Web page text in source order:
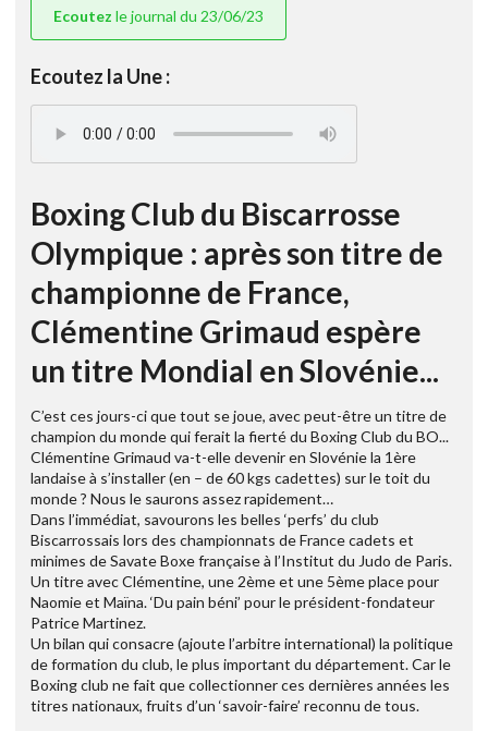
Ecoutez le journal du 23/06/23
Ecoutez la Une :
Boxing Club du Biscarrosse
Olympique : après son titre de
championne de France,
Clémentine Grimaud espère
un titre Mondial en Slovénie...
C’est ces jours-ci que tout se joue, avec peut-être un titre de
champion du monde qui ferait la fierté du Boxing Club du BO...
Clémentine Grimaud va-t-elle devenir en Slovénie la 1ère
landaise à s’installer (en – de 60 kgs cadettes) sur le toit du
monde ? Nous le saurons assez rapidement…
Dans l’immédiat, savourons les belles ‘perfs’ du club
Biscarrossais lors des championnats de France cadets et
minimes de Savate Boxe française à l’Institut du Judo de Paris.
Un titre avec Clémentine, une 2ème et une 5ème place pour
Naomie et Maïna. ‘Du pain béni’ pour le président-fondateur
Patrice Martinez.
Un bilan qui consacre (ajoute l’arbitre international) la politique
de formation du club, le plus important du département. Car le
Boxing club ne fait que collectionner ces dernières années les
titres nationaux, fruits d’un ‘savoir-faire’ reconnu de tous.